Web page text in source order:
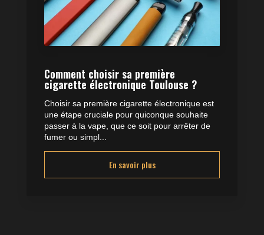
Comment choisir sa première
cigarette électronique Toulouse ?
Choisir sa première cigarette électronique est
une étape cruciale pour quiconque souhaite
passer à la vape, que ce soit pour arrêter de
fumer ou simpl...
En savoir plus